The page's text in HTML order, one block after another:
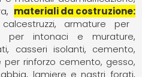
materiali da costruzione
armature per
per intonaci e murature
casseri isolanti
cemento
per rinforzo cemento, gesso,
lamiere e nastri forati